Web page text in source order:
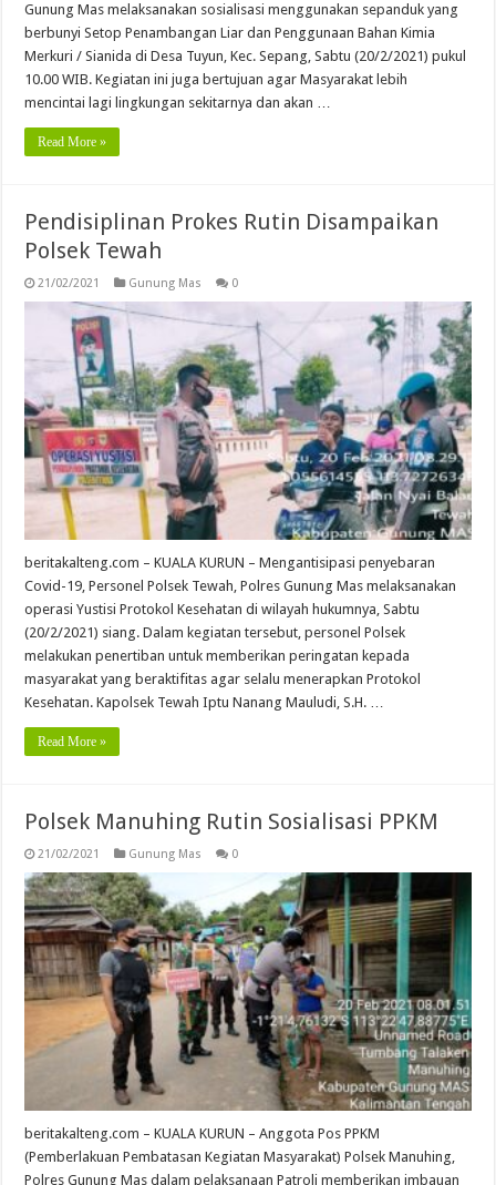
Gunung Mas melaksanakan sosialisasi menggunakan sepanduk yang
berbunyi Setop Penambangan Liar dan Penggunaan Bahan Kimia
Merkuri / Sianida di Desa Tuyun, Kec. Sepang, Sabtu (20/2/2021) pukul
10.00 WIB. Kegiatan ini juga bertujuan agar Masyarakat lebih
mencintai lagi lingkungan sekitarnya dan akan …
Read More »
Pendisiplinan Prokes Rutin Disampaikan
Polsek Tewah
21/02/2021 Gunung Mas 0
beritakalteng.com – KUALA KURUN – Mengantisipasi penyebaran
Covid-19, Personel Polsek Tewah, Polres Gunung Mas melaksanakan
operasi Yustisi Protokol Kesehatan di wilayah hukumnya, Sabtu
(20/2/2021) siang. Dalam kegiatan tersebut, personel Polsek
melakukan penertiban untuk memberikan peringatan kepada
masyarakat yang beraktifitas agar selalu menerapkan Protokol
Kesehatan. Kapolsek Tewah Iptu Nanang Mauludi, S.H. …
Read More »
Polsek Manuhing Rutin Sosialisasi PPKM
21/02/2021 Gunung Mas 0
beritakalteng.com – KUALA KURUN – Anggota Pos PPKM
(Pemberlakuan Pembatasan Kegiatan Masyarakat) Polsek Manuhing,
Polres Gunung Mas dalam pelaksanaan Patroli memberikan imbauan